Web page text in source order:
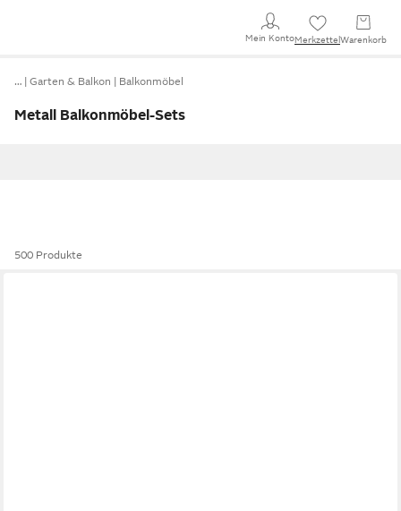
Mein KontoMerkzettel Warenkorb
… Garten & Balkon Balkonmöbel
Metall Balkonmöbel-Sets
500 Produkte